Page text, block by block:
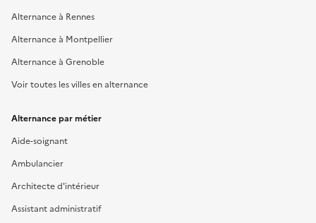
Alternance à Rennes
Alternance à Montpellier
Alternance à Grenoble
Voir toutes les villes en alternance
Alternance par métier
Aide-soignant
Ambulancier
Architecte d'intérieur
Assistant administratif